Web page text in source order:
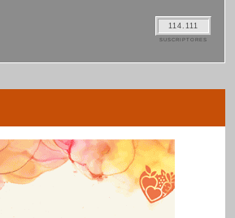
114.111
SUSCRIPTORES